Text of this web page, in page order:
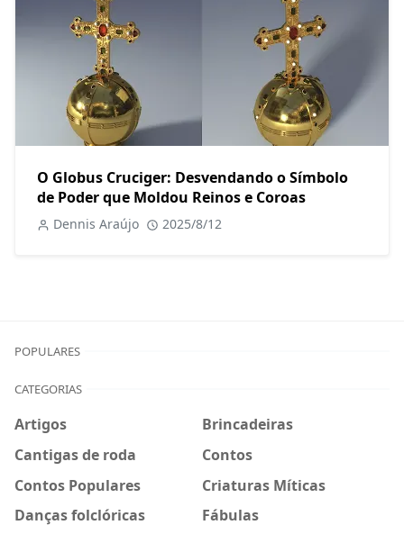
O Globus Cruciger: Desvendando o Símbolo
de Poder que Moldou Reinos e Coroas
Dennis Araújo 2025/8/12
POPULARES
CATEGORIAS
Artigos
Brincadeiras
Cantigas de roda
Contos
Contos Populares
Criaturas Míticas
Danças folclóricas
Fábulas